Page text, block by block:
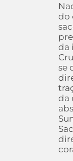
do
da
se
da